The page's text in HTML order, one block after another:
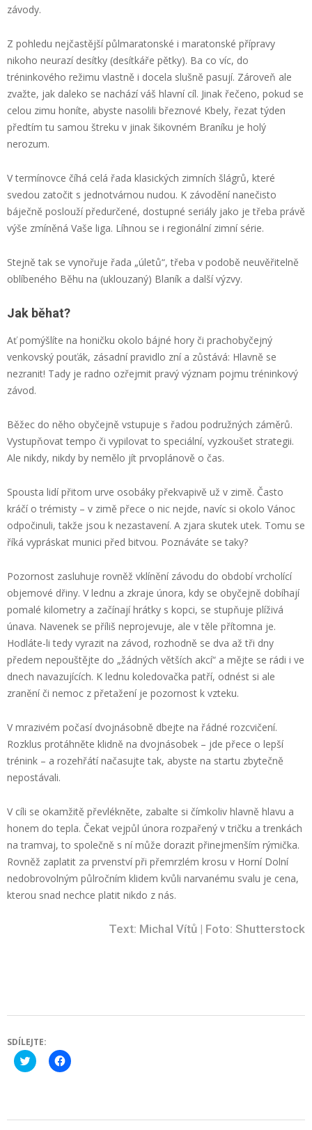
závody.
Z pohledu nejčastější půlmaratonské i maratonské přípravy
nikoho neurazí desítky (desítkáře pětky). Ba co víc, do
tréninkového režimu vlastně i docela slušně pasují. Zároveň ale
zvažte, jak daleko se nachází váš hlavní cíl. Jinak řečeno, pokud se
celou zimu honíte, abyste nasolili březnové Kbely, řezat týden
předtím tu samou štreku v jinak šikovném Braníku je holý
nerozum.
V termínovce číhá celá řada klasických zimních šlágrů, které
svedou zatočit s jednotvárnou nudou. K závodění nanečisto
báječně poslouží předurčené, dostupné seriály jako je třeba právě
výše zmíněná Vaše liga. Líhnou se i regionální zimní série.
Stejně tak se vynořuje řada „úletů“, třeba v podobě neuvěřitelně
oblíbeného Běhu na (uklouzaný) Blaník a další výzvy.
Jak běhat?
Ať pomýšlíte na honičku okolo bájné hory či prachobyčejný
venkovský pouťák, zásadní pravidlo zní a zůstává: Hlavně se
nezranit! Tady je radno ozřejmit pravý význam pojmu tréninkový
závod.
Běžec do něho obyčejně vstupuje s řadou podružných záměrů.
Vystupňovat tempo či vypilovat to speciální, vyzkoušet strategii.
Ale nikdy, nikdy by nemělo jít prvoplánově o čas.
Spousta lidí přitom urve osobáky překvapivě už v zimě. Často
kráčí o trémisty – v zimě přece o nic nejde, navíc si okolo Vánoc
odpočinuli, takže jsou k nezastavení. A zjara skutek utek. Tomu se
říká vypráskat munici před bitvou. Poznáváte se taky?
Pozornost zasluhuje rovněž vklínění závodu do období vrcholící
objemové dřiny. V lednu a zkraje února, kdy se obyčejně dobíhají
pomalé kilometry a začínají hrátky s kopci, se stupňuje plíživá
únava. Navenek se příliš neprojevuje, ale v těle přítomna je.
Hodláte-li tedy vyrazit na závod, rozhodně se dva až tři dny
předem nepouštějte do „žádných větších akcí“ a mějte se rádi i ve
dnech navazujících. K lednu koledovačka patří, odnést si ale
zranění či nemoc z přetažení je pozornost k vzteku.
V mrazivém počasí dvojnásobně dbejte na řádné rozcvičení.
Rozklus protáhněte klidně na dvojnásobek – jde přece o lepší
trénink – a rozehřátí načasujte tak, abyste na startu zbytečně
nepostávali.
V cíli se okamžitě převlékněte, zabalte si čímkoliv hlavně hlavu a
honem do tepla. Čekat vejpůl února rozpařený v tričku a trenkách
na tramvaj, to společně s ní může dorazit přinejmenším rýmička.
Rovněž zaplatit za prvenství při přemrzlém krosu v Horní Dolní
nedobrovolným půlročním klidem kvůli narvanému svalu je cena,
kterou snad nechce platit nikdo z nás.
Text: Michal Vítů | Foto: Shutterstock
SDÍLEJTE:
Click
to
new
Click
to
new